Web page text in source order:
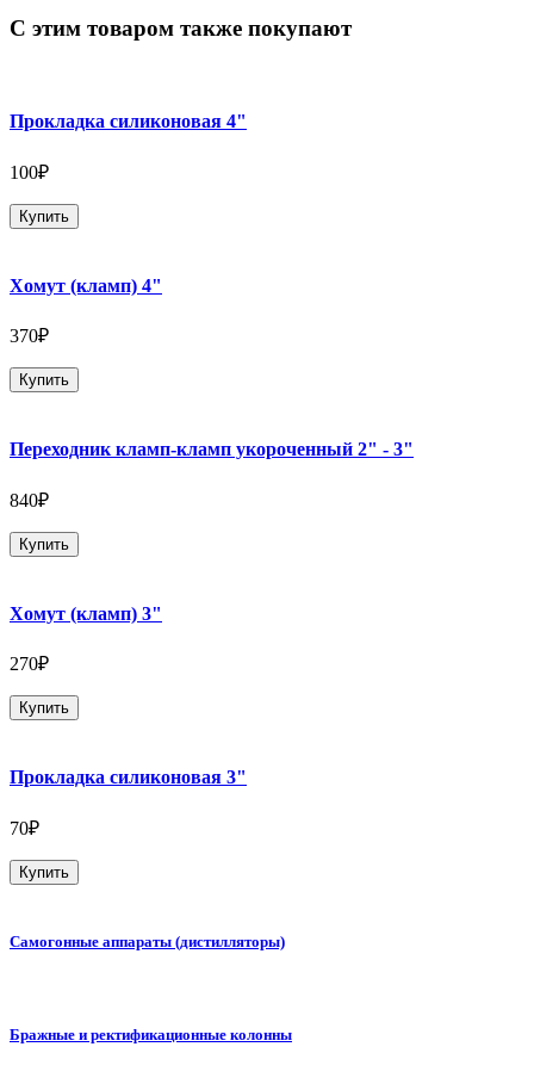
С этим товаром также покупают
Прокладка силиконовая 4"
100₽
Купить
Хомут (кламп) 4"
370₽
Купить
Переходник кламп-кламп укороченный 2" - 3"
840₽
Купить
Хомут (кламп) 3"
270₽
Купить
Прокладка силиконовая 3"
70₽
Купить
Самогонные аппараты (дистилляторы)
Бражные и ректификационные колонны